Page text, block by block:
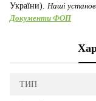
України). Наші
Документи ФОП
ТИП